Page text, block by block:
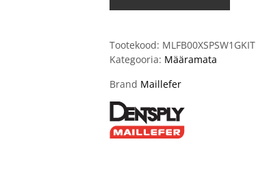
Tootekood: MLFB00XSPSW1GKIT
Kategooria: Määramata
Brand Maillefer